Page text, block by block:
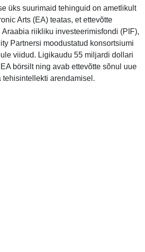
üks suurimaid tehinguid on ametlikult
Arts (EA) teatas, et ettevõtte
riikliku investeerimisfondi (PIF),
Partnersi moodustatud konsortsiumi
viidud. Ligikaudu 55 miljardi dollari
börsilt ning avab ettevõtte sõnul uue
tehisintellekti arendamisel.